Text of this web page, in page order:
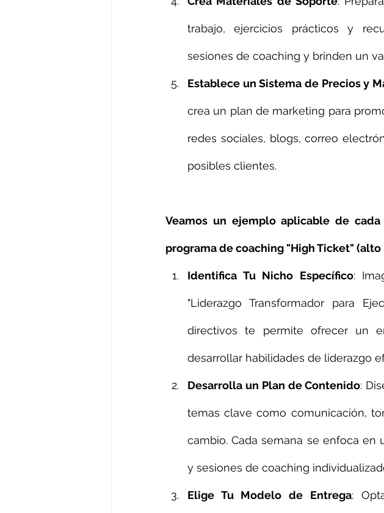
trabajo, ejercicios prácticos y
sesiones de coaching y brinden un
Establece un Sistema de Precios y
crea un plan de marketing para
redes sociales, blogs, correo
posibles clientes.
Veamos un ejemplo aplicable de
programa de coaching "High Ticket" (alto
Identifica Tu Nicho Específico:
"Liderazgo Transformador para
directivos te permite ofrecer un
desarrollar habilidades de liderazgo
Desarrolla un Plan de Contenido:
temas clave como comunicación,
cambio. Cada semana se enfoca
y sesiones de coaching
Elige Tu Modelo de Entrega: